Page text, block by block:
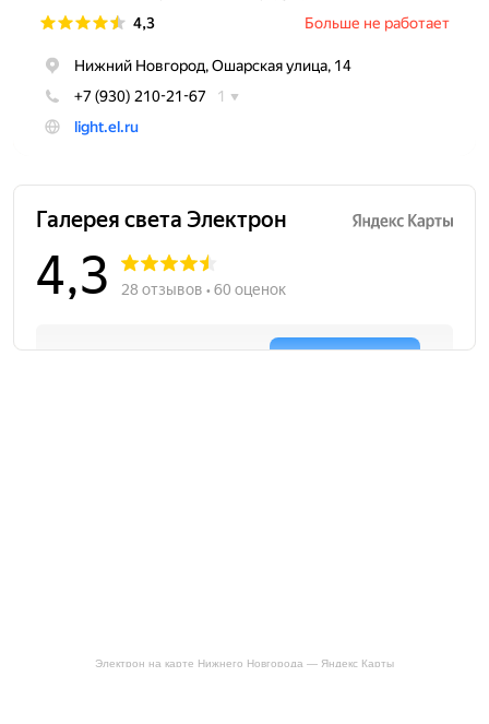
Электрон на карте Нижнего Новгорода — Яндекс Карты